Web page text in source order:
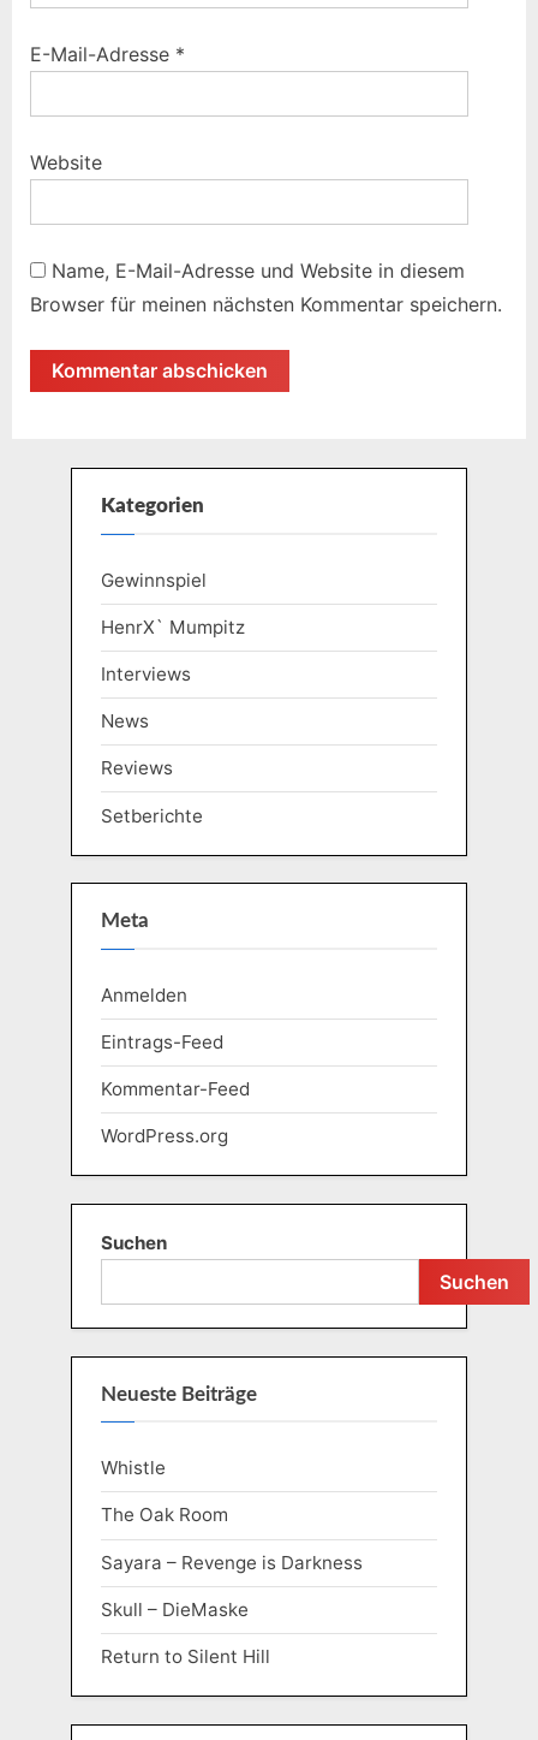
E-Mail-Adresse *
Website
Name, E-Mail-Adresse und Website in diesem
Browser für meinen nächsten Kommentar speichern.
Kategorien
Gewinnspiel
HenrX` Mumpitz
Interviews
News
Reviews
Setberichte
Meta
Anmelden
Eintrags-Feed
Kommentar-Feed
WordPress.org
Suchen
Suchen
Neueste Beiträge
Whistle
The Oak Room
Sayara – Revenge is Darkness
Skull – DieMaske
Return to Silent Hill